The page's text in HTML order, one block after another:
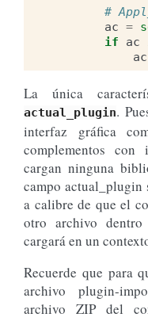
#
ac =
if
ac
ac
La única
actual_plugin.
interfaz gráfica
complementos
cargan ninguna
campo actual_plugin
a calibre de que el
otro archivo
cargará en un
Recuerde que para
archivo plugin-
archivo ZIP del